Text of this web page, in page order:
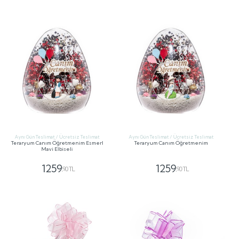
Aynı Gün Teslimat / Ücretsiz Teslimat
Teraryum Canım Öğretmenim Esmerl
Mavi Elbiseli
1259,90 TL
Aynı Gün Teslimat / Ücretsiz Teslimat
Teraryum Canım Öğretmenim
1259,90 TL